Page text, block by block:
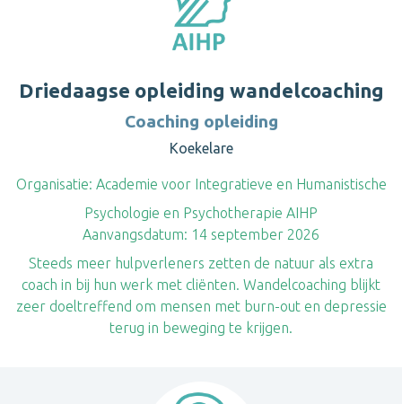
Driedaagse opleiding wandelcoaching
Coaching opleiding
Koekelare
Organisatie: Academie voor Integratieve en Humanistische
Psychologie en Psychotherapie AIHP
Aanvangsdatum: 14 september 2026
Steeds meer hulpverleners zetten de natuur als extra
coach in bij hun werk met cliënten. Wandelcoaching blijkt
zeer doeltreffend om mensen met burn-out en depressie
terug in beweging te krijgen.